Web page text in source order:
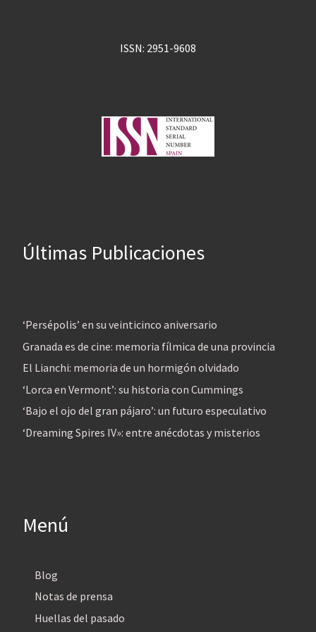
ISSN: 2951-9608
Últimas Publicaciones
‘Persépolis’ en su veinticinco aniversario
Granada es de cine: memoria fílmica de una provincia
El Lianchi: memoria de un hormigón olvidado
‘Lorca en Vermont’: su historia con Cummings
‘Bajo el ojo del gran pájaro’: un futuro especulativo
‘Dreaming Spires IV»: entre anécdotas y misterios
Menú
Blog
Notas de prensa
Huellas del pasado